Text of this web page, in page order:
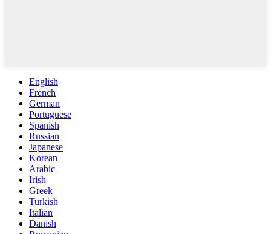
English
French
German
Portuguese
Spanish
Russian
Japanese
Korean
Arabic
Irish
Greek
Turkish
Italian
Danish